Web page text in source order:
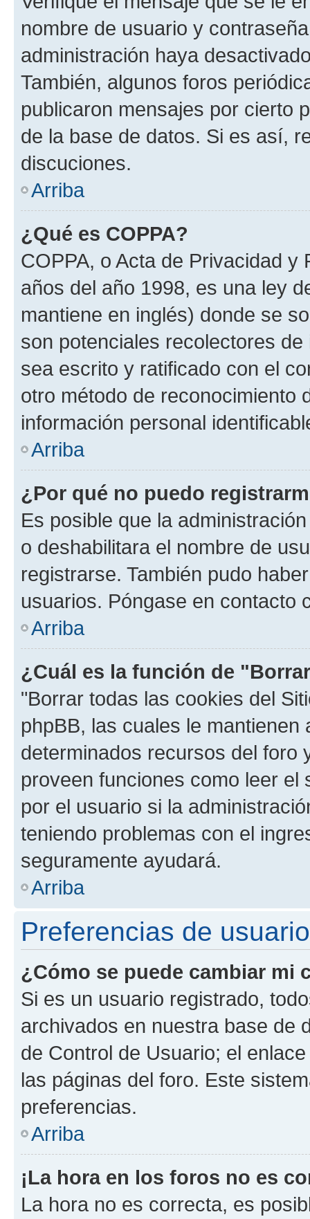
nombre de usuario y
administración haya
También, algunos foros
publicaron mensajes por cierto
de la base de datos. Si es así,
discuciones.
Arriba
¿Qué es COPPA?
COPPA, o Acta de Privacidad
años del año 1998, es una ley
mantiene en inglés) donde se
son potenciales recolectores
sea escrito y ratificado con el
otro método de reconocimiento
información personal
Arriba
¿Por qué no puedo
Es posible que la
o deshabilitara el nombre de
registrarse. También pudo
usuarios. Póngase en contacto
Arriba
¿Cuál es la función de
"Borrar todas las cookies del
phpBB, las cuales le
determinados recursos del foro
proveen funciones como leer el
por el usuario si la
teniendo problemas con el
seguramente ayudará.
Arriba
Preferencias de
¿Cómo se puede cambiar mi
Si es un usuario registrado,
archivados en nuestra base de
de Control de Usuario; el
las páginas del foro. Este
preferencias.
Arriba
¡La hora en los foros no es
La hora no es correcta, es